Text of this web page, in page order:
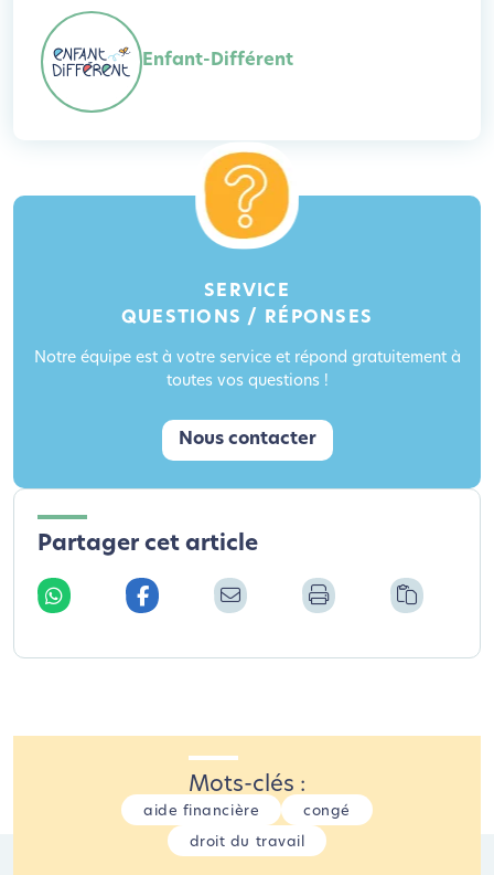
Enfant-Différent
SERVICE
QUESTIONS / RÉPONSES
Notre équipe est à votre service et répond gratuitement à
toutes vos questions !
Nous contacter
Partager cet article
Mots-clés :
aide financière congé
droit du travail